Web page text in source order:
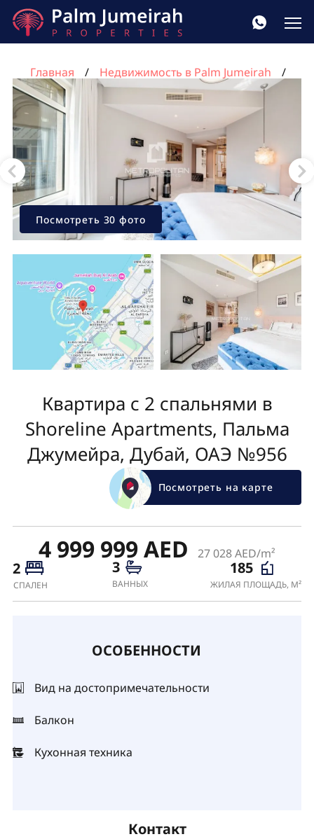
Главная
Недвижимость в Palm Jumeirah
Квартира с 2 спальнями в Shoreline Apartments,
Пальма Джумейра, Дубай, ОАЭ №956
Посмотреть 30 фото
Квартира с 2 спальнями в
Shoreline Apartments, Пальма
Джумейра, Дубай, ОАЭ №956
Посмотреть на карте
4 999 999 AED 27 028 AED/m²
2
СПАЛЕН
3
ВАННЫХ
185
ЖИЛАЯ ПЛОЩАДЬ, М²
ОСОБЕННОСТИ
Вид на достопримечательности
Балкон
Кухонная техника
Контакт